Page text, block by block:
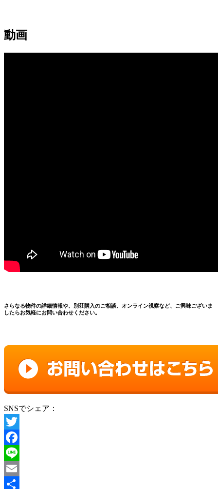
動画
さらなる物件の詳細情報や、別荘購入のご相談、オンライン視察など、ご興味ございま
したらお気軽にお問い合わせください。
SNSでシェア：
Twitter
Facebook
Line
Email